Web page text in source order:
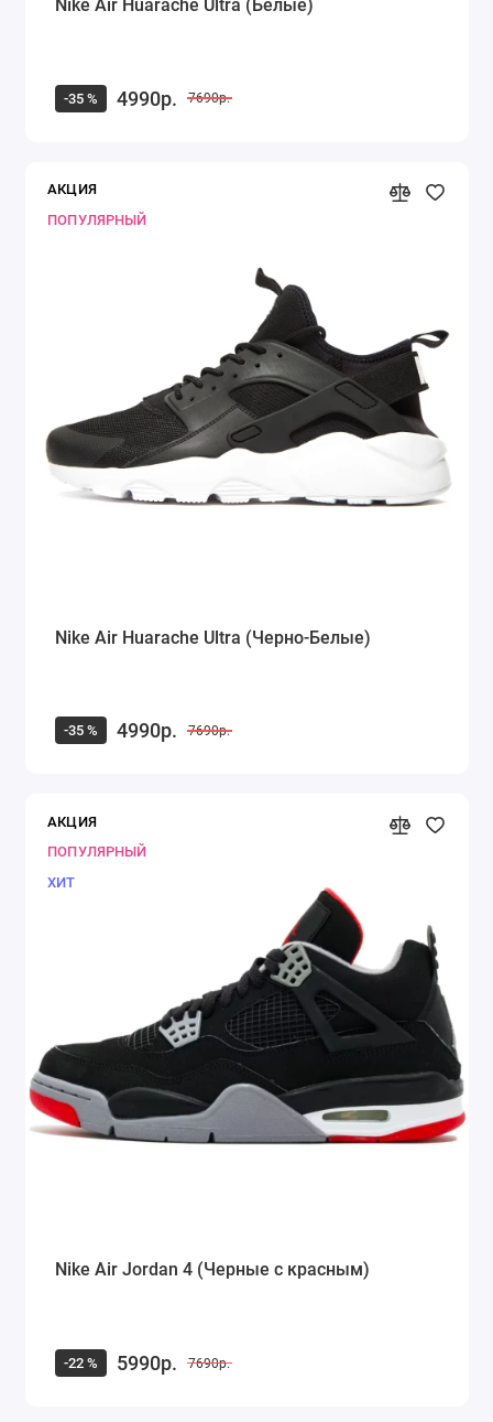
Nike Air Huarache Ultra (Белые)
-35 % 4990р. 7690р.
АКЦИЯ
ПОПУЛЯРНЫЙ
Nike Air Huarache Ultra (Черно-Белые)
-35 % 4990р. 7690р.
АКЦИЯ
ПОПУЛЯРНЫЙ
ХИТ
Nike Air Jordan 4 (Черные с красным)
-22 % 5990р. 7690р.